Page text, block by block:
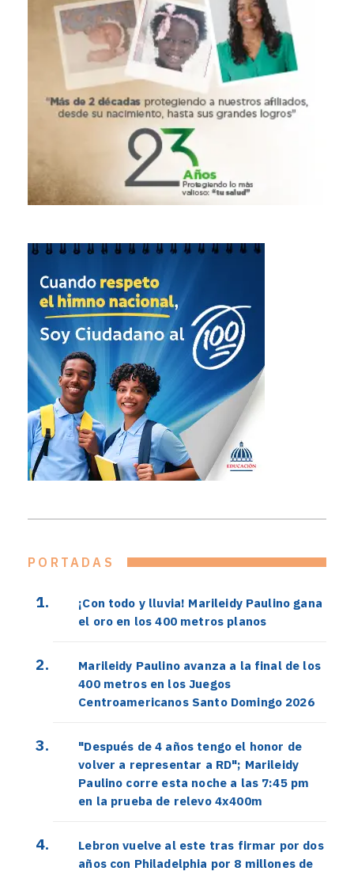
PORTADAS
¡Con todo y lluvia! Marileidy Paulino gana
el oro en los 400 metros planos
Marileidy Paulino avanza a la final de los
400 metros en los Juegos
Centroamericanos Santo Domingo 2026
"Después de 4 años tengo el honor de
volver a representar a RD"; Marileidy
Paulino corre esta noche a las 7:45 pm
en la prueba de relevo 4x400m
Lebron vuelve al este tras firmar por dos
años con Philadelphia por 8 millones de